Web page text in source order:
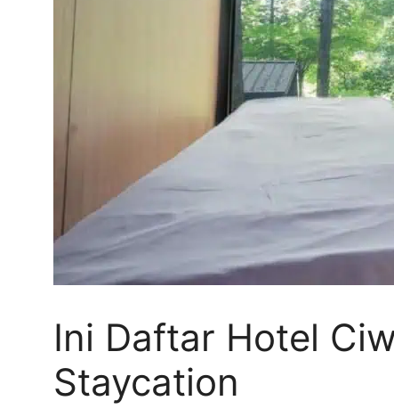
Ini Daftar Hotel
Staycation